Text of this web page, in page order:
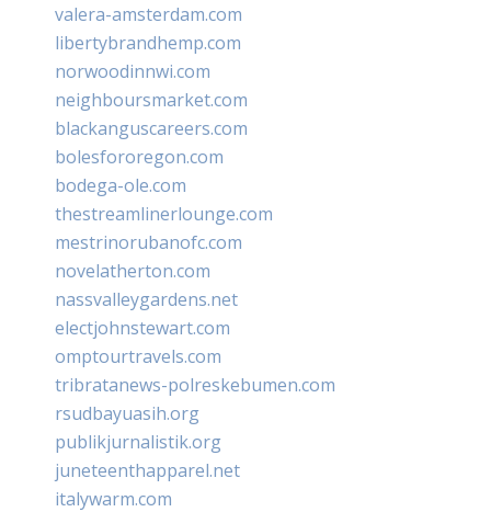
valera-amsterdam.com
libertybrandhemp.com
norwoodinnwi.com
neighboursmarket.com
blackanguscareers.com
bolesfororegon.com
bodega-ole.com
thestreamlinerlounge.com
mestrinorubanofc.com
novelatherton.com
nassvalleygardens.net
electjohnstewart.com
omptourtravels.com
tribratanews-polreskebumen.com
rsudbayuasih.org
publikjurnalistik.org
juneteenthapparel.net
italywarm.com